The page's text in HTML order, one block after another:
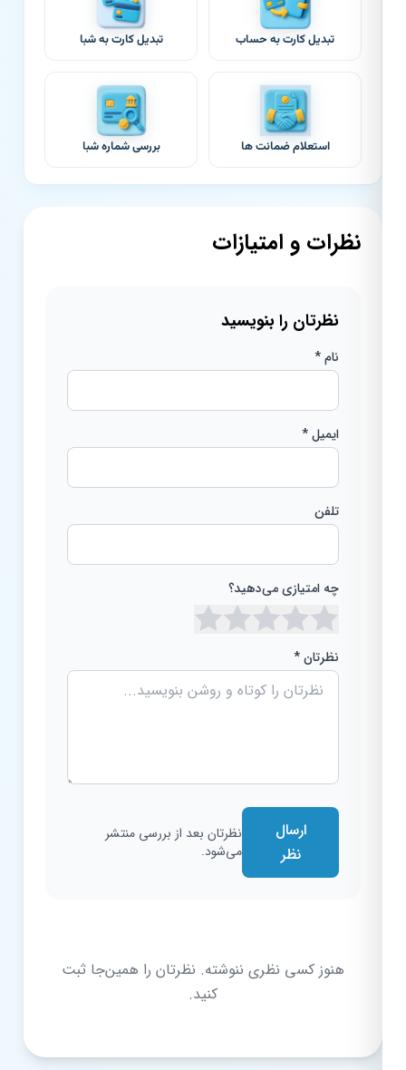
تبدیل کارت به حساب تبدیل کارت به شبا
استعلام ضمانت ها بررسی شماره شبا
نظرات و امتیازات
نظرتان را بنویسید
ایمیل *
تلفن
چه امتیازی می‌دهید؟
نظرتان *
ارسال
نظرتان بعد از بررسی منتشر
می‌شود.
هنوز کسی نظری ننوشته. نظرتان را همین‌جا ثبت
کنید.